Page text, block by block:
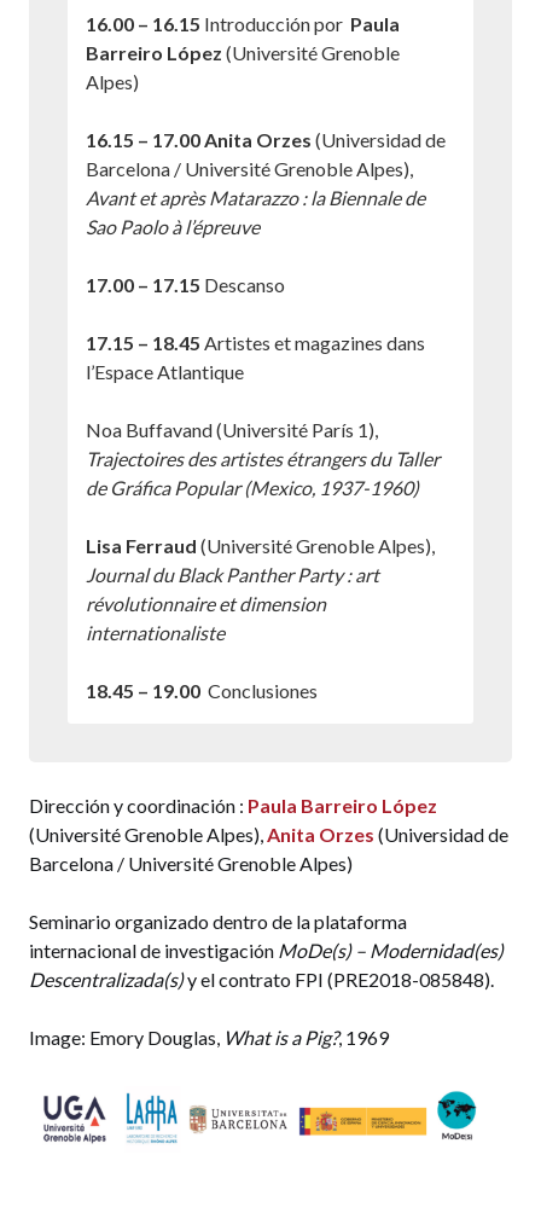
16.00 – 16.15 Introducción por Paula
Barreiro López (Université Grenoble
Alpes)
16.15 – 17.00Anita Orzes (Universidad de
Barcelona / Université Grenoble Alpes),
Avant et après Matarazzo : la Biennale de
Sao Paolo à l’épreuve
17.00 – 17.15 Descanso
17.15 – 18.45 Artistes et magazines dans
l’Espace Atlantique
Noa Buffavand (Université París 1),
Trajectoires des artistes étrangers du Taller
de Gráfica Popular (Mexico, 1937-1960)
Lisa Ferraud (Université Grenoble Alpes),
Journal du Black Panther Party : art
révolutionnaire et dimension
internationaliste
18.45 – 19.00 Conclusiones
Dirección y coordinación : Paula Barreiro López
(Université Grenoble Alpes),Anita Orzes (Universidad de
Barcelona / Université Grenoble Alpes)
Seminario organizado dentro de la plataforma
internacional de investigación MoDe(s) – Modernidad(es)
Descentralizada(s)y el contrato FPI (PRE2018-085848).
Image: Emory Douglas, What is a Pig?, 1969